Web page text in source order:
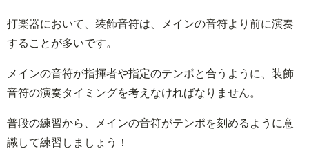
打楽器において、装飾音符は、メインの音符より前に演奏
することが多いです。
メインの音符が指揮者や指定のテンポと合うように、装飾
音符の演奏タイミングを考えなければなりません。
普段の練習から、メインの音符がテンポを刻めるように意
識して練習しましょう！